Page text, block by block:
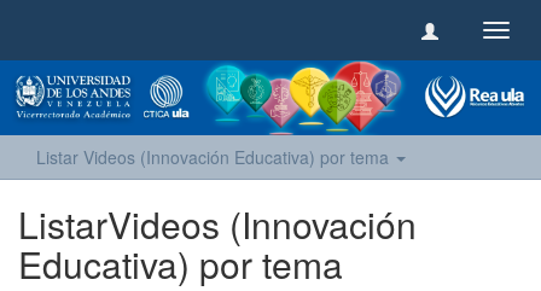
Listar Videos (Innovación Educativa) por tema
ListarVideos (Innovación
Educativa) por tema